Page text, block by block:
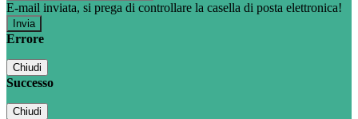
E-mail inviata, si prega di controllare la casella di posta elettronica!
Errore
Chiudi
Successo
Chiudi